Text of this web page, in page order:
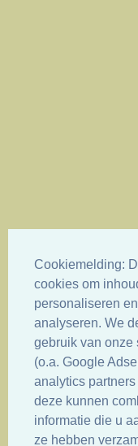
Cookiemelding:
cookies om
personaliseren
analyseren. We
gebruik van onze
(o.a. Google
analytics
deze kunnen
informatie die u
ze hebben